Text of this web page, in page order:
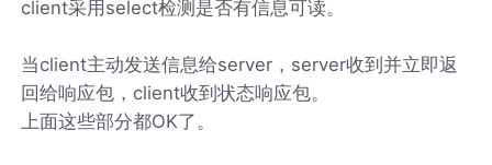
client采用select检测是否有信息可读。
当client主动发送信息给server，server收到并立即返
回给响应包，client收到状态响应包。
上面这些部分都OK了。